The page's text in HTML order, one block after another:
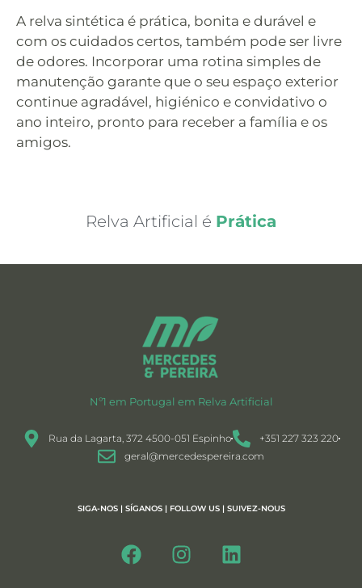
A relva sintética é prática, bonita e durável e
com os cuidados certos, também pode ser livre
de odores. Incorporar uma rotina simples de
manutenção garante que o seu espaço exterior
continue agradável, higiénico e convidativo o
ano inteiro, pronto para receber a família e os
amigos.
Relva Artificial é Prática
Nº1 em Portugal em Relva Artificial
Rua da Lagarta, 372 4500-051 Espinho
+351 227 323 220
geral@mercedespereira.com
SIGA-NOS | SÍGANOS | FOLLOW US | SUIVEZ-NOUS